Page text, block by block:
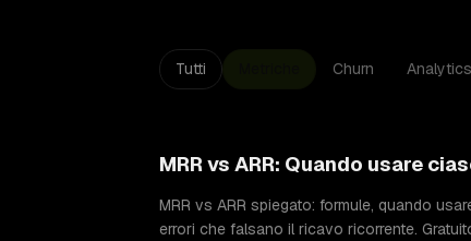
Tutti Churn Analytics
MRR vs ARR: Quando usare
MRR vs ARR spiegato: formule, quando
errori che falsano il ricavo ricorrente.